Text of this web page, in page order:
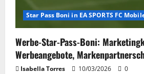
Star Pass Boni in EA SPORTS FC
Werbe-Star-Pass-Boni:
Werbeangebote,
Isabella Torres 10/03/2026 0